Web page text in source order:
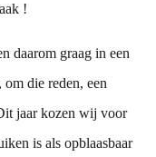
!
daarom graag in een
die reden, een
jaar kozen wij voor
is als opblaasbaar